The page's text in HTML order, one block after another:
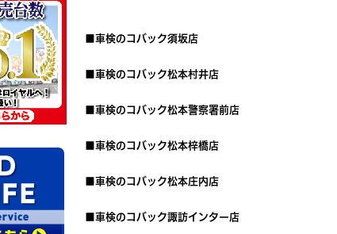
■車検のコバック須坂店
■車検のコバック松本村井店
■車検のコバック松本警察署前店
■車検のコバック松本梓橋店
■車検のコバック松本庄内店
■車検のコバック諏訪インター店